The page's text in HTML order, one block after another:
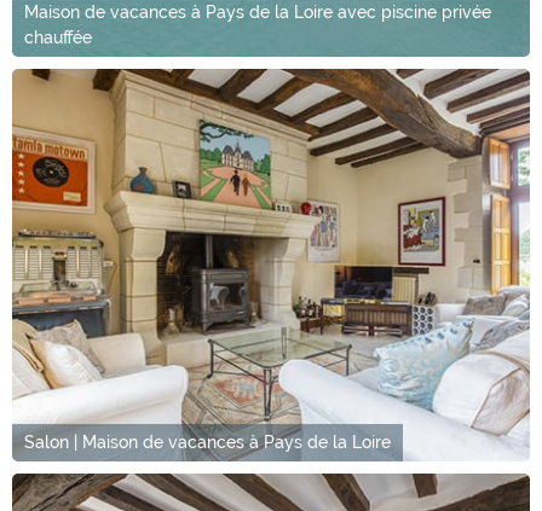
Maison de vacances à Pays de la Loire avec piscine privée
chauffée
Salon | Maison de vacances à Pays de la Loire